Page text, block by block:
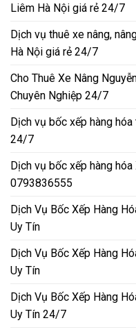
Liêm Hà Nội giá rẻ 24/7
Dịch vụ thuê xe nâng,
Hà Nội giá rẻ 24/7
Cho Thuê Xe Nâng
Chuyên Nghiệp 24/7
Dịch vụ bốc xếp hàng
24/7
Dịch vụ bốc xếp hàng
0793836555
Dịch Vụ Bốc Xếp Hàng
Uy Tín
Dịch Vụ Bốc Xếp Hàng
Uy Tín
Dịch Vụ Bốc Xếp Hàng
Uy Tín 24/7